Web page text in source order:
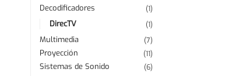
Decodificadores (1)
DirecTV (1)
Multimedia (7)
Proyección (11)
Sistemas de Sonido (6)